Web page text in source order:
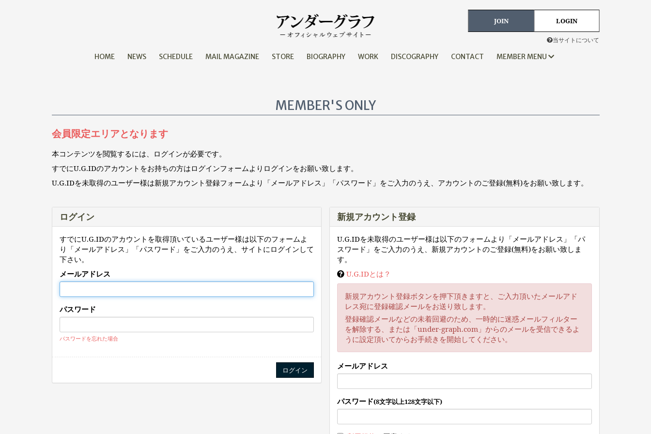
JOIN LOGIN
当サイトについて
HOME NEWS SCHEDULE MAIL MAGAZINE STORE BIOGRAPHY WORK DISCOGRAPHY CONTACT MEMBER MENU
MEMBER'S ONLY
会員限定エリアとなります
本コンテンツを閲覧するには、ログインが必要です。
すでにU.G.IDのアカウントをお持ちの方はログインフォームよりログインをお願い致します。
U.G.IDを未取得のユーザー様は新規アカウント登録フォームより「メールアドレス」「パスワード」をご入力のうえ、アカウントのご登録(無料)をお願い致します。
ログイン
すでにU.G.IDのアカウントを取得頂いているユーザー様は以下のフォームよ
り「メールアドレス」「パスワード」をご入力のうえ、サイトにログインして
下さい。
メールアドレス
パスワード
パスワードを忘れた場合
新規アカウント登録
U.G.IDを未取得のユーザー様は以下のフォームより「メールアドレス」「パ
スワード」をご入力のうえ、新規アカウントのご登録(無料)をお願い致しま
す。
U.G.IDとは？
新規アカウント登録ボタンを押下頂きますと、ご入力頂いたメールアド
レス宛に登録確認メールをお送り致します。
登録確認メールなどの未着回避のため、一時的に迷惑メールフィルター
を解除する、または「under-graph.com」からのメールを受信できるよ
うに設定頂いてからお手続きを開始してください。
メールアドレス
パスワード(8文字以上128文字以下)